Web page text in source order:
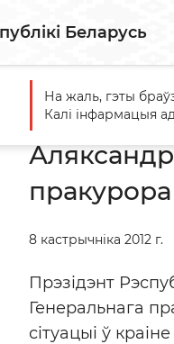
Беларусь
Галоўная Падзеі
8 кастрычніка 2012 г.
Прэзідэнт
Генеральнага
сітуацыі ў
На жаль, гэты
Калі інфармацыя